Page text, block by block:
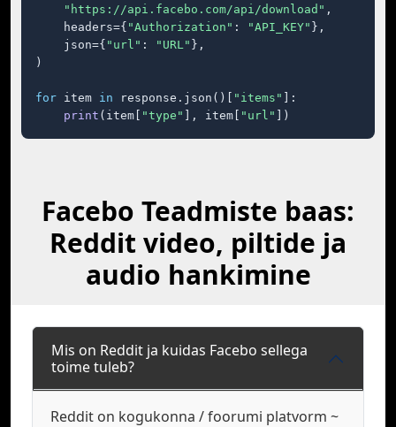
"https://api.facebo.com/api/download" ,
    headers={
"Authorization" : "API_KEY" },
    json={
"url" : "URL" },
)
for item in response.json()[ "items"
]:
print (item[ "type" ], item[ "url" ])
Facebo Teadmiste baas:
Reddit video, piltide ja
audio hankimine
Mis on Reddit ja kuidas Facebo sellega
toime tuleb?
Reddit on kogukonna / foorumi platvorm ~